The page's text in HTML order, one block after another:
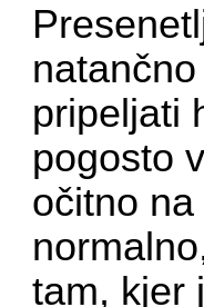
pripeljati
pogosto
očitno
tam, kjer